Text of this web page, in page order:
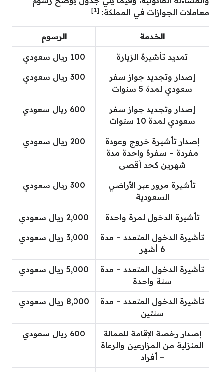
معاملات الجوازات في المملكة: [1]
الخدمة الرسوم
تمديد تأشيرة الزيارة 100 ريال سعودي
إصدار وتجديد جواز سفر
سعودي لمدة 5 سنوات
300 ريال سعودي
إصدار وتجديد جواز سفر
سعودي لمدة 10 سنوات
600 ريال سعودي
إصدار تأشيرة خروج وعودة
مفردة – سفرة واحدة مدة
شهرين كحد أقصى
200 ريال سعودي
تأشيرة مرور عبر الأراضي
السعودية
300 ريال سعودي
تأشيرة الدخول لمرة واحدة 2,000 ريال سعودي
تأشيرة الدخول المتعدد – مدة
6 أشهر
3,000 ريال سعودي
تأشيرة الدخول المتعدد – مدة
سنة واحدة
5,000 ريال سعودي
تأشيرة الدخول المتعدد – مدة
سنتين
8,000 ريال سعودي
إصدار رخصة الإقامة للعمالة
المنزلية من المزارعين والرعاة
– أفراد
600 ريال سعودي